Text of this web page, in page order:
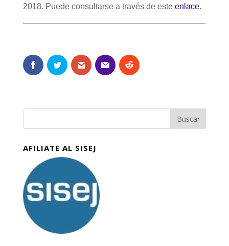
2018. Puede consultarse a través de este enlace.
AFILIATE AL SISEJ